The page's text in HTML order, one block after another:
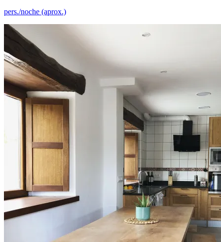
pers./noche (aprox.)